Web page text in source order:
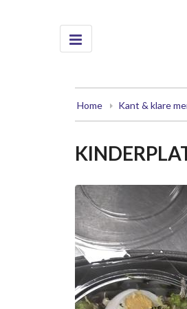
Home Kant & klare